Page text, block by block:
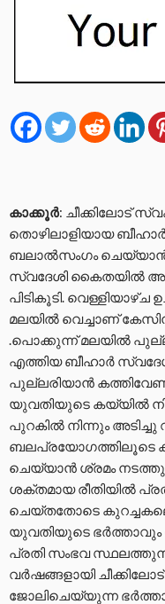
കാക്കൂർ: ചീക്കിലോട്
തൊഴിലാളിയായ
ബലാൽസംഗം ചെയ്യാൻ
സ്വദേശി കൈതയിൽ
പിടികൂടി.
മലയിൽ വെച്ചാണ്
.പൊക്കുന്ന് മലയിൽ
എത്തിയ ബീഹാർ
പുല്ലരിയാൻ
യുവതിയുടെ കയ്യിൽ
പുറകിൽ നിന്നും അടിച്ചു
ബലപ്രയോഗത്തിലൂടെ
ചെയ്യാൻ ശ്രമം
ശക്തമായ രീതിയിൽ
ചെയ്തതോടെ
യുവതിയുടെ
പ്രതി സംഭവ
വർഷങ്ങളായി
ജോലിചെയ്യുന്ന